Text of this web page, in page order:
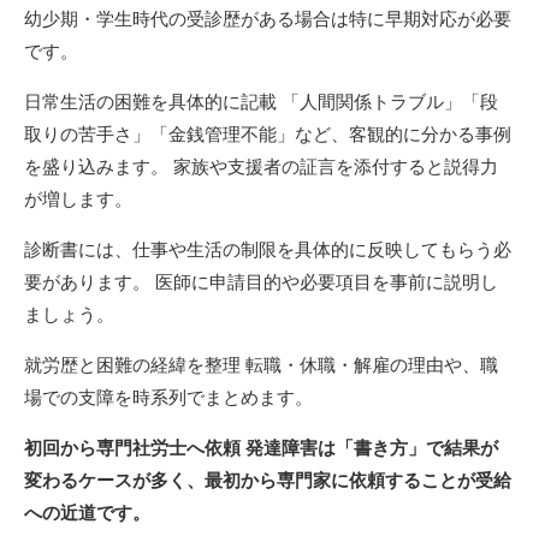
幼少期・学生時代の受診歴がある場合は特に早期対応が必要
です。
日常生活の困難を具体的に記載 「人間関係トラブル」「段
取りの苦手さ」「金銭管理不能」など、客観的に分かる事例
を盛り込みます。 家族や支援者の証言を添付すると説得力
が増します。
診断書には、仕事や生活の制限を具体的に反映してもらう必
要があります。 医師に申請目的や必要項目を事前に説明し
ましょう。
就労歴と困難の経緯を整理 転職・休職・解雇の理由や、職
場での支障を時系列でまとめます。
初回から専門社労士へ依頼 発達障害は「書き方」で結果が
変わるケースが多く、最初から専門家に依頼することが受給
への近道です。